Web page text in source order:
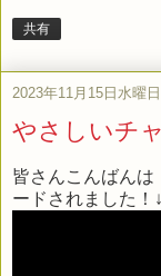
共有
2023年11月15日水曜日
やさしいチ
皆さんこんばんは
ードされました！